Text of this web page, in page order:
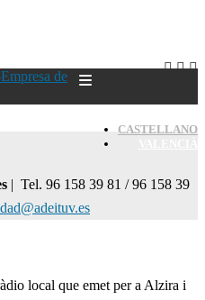
CASTELLANO
| Tel. 96 158 39 81 / 96 158 39
local que emet per a Alzira i